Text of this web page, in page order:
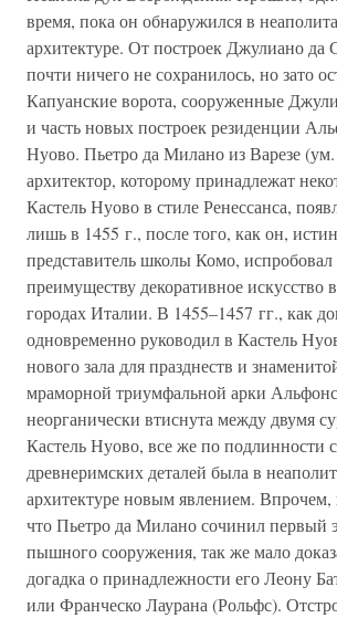
время, пока он обнаружился в
архитектуре. От построек Джулиано да
почти ничего не сохранилось, но зато
Капуанские ворота, сооруженные
и часть новых построек резиденции
Нуово. Пьетро да Милано из Варезе
архитектор, которому принадлежат
Кастель Нуово в стиле Ренессанса,
лишь в 1455 г., после того, как он,
представитель школы Комо, испробовал
преимуществу декоративное искусство
городах Италии. В 1455–1457 гг., как
одновременно руководил в Кастель
нового зала для празднеств и
мраморной триумфальной арки
неорганически втиснута между двумя
Кастель Нуово, все же по подлинности
древнеримских деталей была в
архитектуре новым явлением.
что Пьетро да Милано сочинил первый
пышного сооружения, так же мало
догадка о принадлежности его Леону
или Франческо Лаурана (Рольфс).